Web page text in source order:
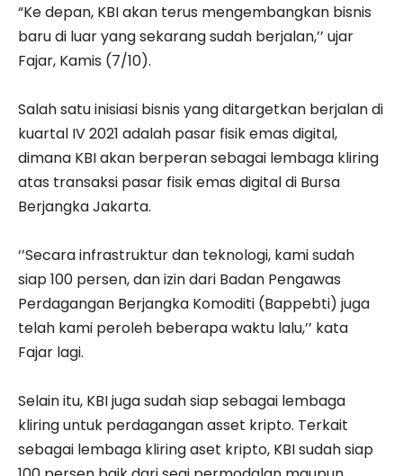
“Ke depan, KBI akan terus mengembangkan bisnis
baru di luar yang sekarang sudah berjalan,’’ ujar
Fajar, Kamis (7/10).
Salah satu inisiasi bisnis yang ditargetkan berjalan di
kuartal IV 2021 adalah pasar fisik emas digital,
dimana KBI akan berperan sebagai lembaga kliring
atas transaksi pasar fisik emas digital di Bursa
Berjangka Jakarta.
‘’Secara infrastruktur dan teknologi, kami sudah
siap 100 persen, dan izin dari Badan Pengawas
Perdagangan Berjangka Komoditi (Bappebti) juga
telah kami peroleh beberapa waktu lalu,’’ kata
Fajar lagi.
Selain itu, KBI juga sudah siap sebagai lembaga
kliring untuk perdagangan asset kripto. Terkait
sebagai lembaga kliring aset kripto, KBI sudah siap